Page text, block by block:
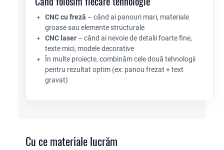
CNC cu freză – când ai panouri mari, materiale
groase sau elemente structurale
CNC laser – când ai nevoie de detalii foarte fine,
texte mici, modele decorative
În multe proiecte, combinăm cele două tehnologii
pentru rezultat optim (ex: panou frezat + text
gravat)
Cu ce materiale lucrăm